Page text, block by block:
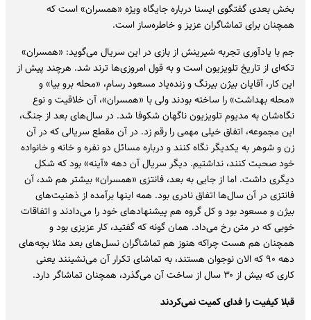
بخش بعدی گفتگوی ایسنا درباره جایگاه ویژه «همسران» است که
همچنان برای تماشاگران عزیز و خاطره‌ساز است.
جم با یادآوری تجربه شیرینش از بازی در این سریال می‌گوید: «همسران»
تکه‌ای از تاریخ تلویزیون است و به قول امروزی‌ها ترند شد. هرچند پیش از
این کار، آقایان بیژن بیرنگ و زنده‌یاد مسعود رسام، «محله برو بیا» و
«محله بهداشت» را ساخته بودند ولی با «همسران»، آن خلاقیت و نوع
نگاه‌شان به مدیوم تلویزیون ناگهان شکوفا شد. در سال‌های بعد از جنگ،
این مجموعه، اتفاق خیلی مهمی را رقم زد. در آن مقطع سریالی که در آن
زن و شوهر به یکدیگر نگاه کنند و درباره مسائل دو نفره و خانه و خانواده
خود صحبت کنند، نداشتیم. دیگر سریال آن دهه «آینه» بود که شکل
دیگری داشت. اما از جایی به بعد، فانتزی «همسران» بیشتر هم شد، آن
فانتزی در آن سال‌ها اتفاق نادری بود. همه اینها برآمده از ذهنیت‌های
بیژن و مسعود بود و کل گروه هم پیشنهادهای خود را می‌دادند و اتفاقات
خوبی که در متن رخ می‌داد. همان گونه که گفتید، کار عزیزی بود و
همچنان هم هست چراکه هنوز هم تماشاگران نسل‌های بعد مثلا بچه‌های
دهه ۹۰ که الان نوجوان هستند، به تماشای تکرار آن می‌نشینند یعنی
کاری که بیش از ۳۰ سال از ساخت آن می‌گذرد، همچنان تماشاگر دارد.
قبلا کیفیت را فدای کمیت نمی‌کردند